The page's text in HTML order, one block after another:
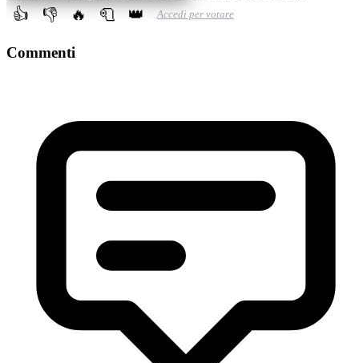
👍 👎 🔥 🧻 👑 Accedi per votare
Commenti